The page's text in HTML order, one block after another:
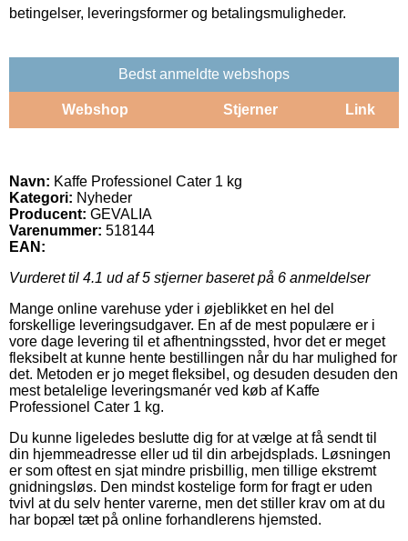
betingelser, leveringsformer og betalingsmuligheder.
Bedst anmeldte webshops
Webshop Stjerner Link
Navn: Kaffe Professionel Cater 1 kg
Kategori: Nyheder
Producent: GEVALIA
Varenummer: 518144
EAN:
Vurderet til 4.1 ud af 5 stjerner baseret på 6 anmeldelser
Mange online varehuse yder i øjeblikket en hel del
forskellige leveringsudgaver. En af de mest populære er i
vore dage levering til et afhentningssted, hvor det er meget
fleksibelt at kunne hente bestillingen når du har mulighed for
det. Metoden er jo meget fleksibel, og desuden desuden den
mest betalelige leveringsmanér ved køb af Kaffe
Professionel Cater 1 kg.
Du kunne ligeledes beslutte dig for at vælge at få sendt til
din hjemmeadresse eller ud til din arbejdsplads. Løsningen
er som oftest en sjat mindre prisbillig, men tillige ekstremt
gnidningsløs. Den mindst kostelige form for fragt er uden
tvivl at du selv henter varerne, men det stiller krav om at du
har bopæl tæt på online forhandlerens hjemsted.